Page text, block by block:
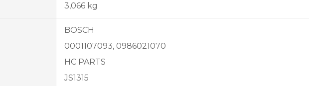
3,066 kg
BOSCH
0001107093, 0986021070
HC PARTS
JS1315